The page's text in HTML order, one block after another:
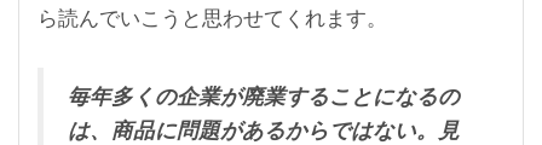
ら読んでいこうと思わせてくれます。
毎年多くの企業が廃業することになるの
は、商品に問題があるからではない。見